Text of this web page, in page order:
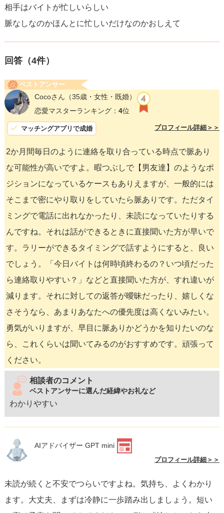
相手はバイトが忙しいらしい
脈なしなのかほんとに忙しいだけなのかおしえて
回答（4件）
ベストアンサー
Cocoさん （35歳・女性・既婚）
恋愛マスターランキング： 4位
マッチングアプリで成婚 プロフィール詳細＞＞
2か月間毎日のように連絡を取り合っている時点で脈あり
な可能性が高いですよ。暇つぶしで【男友達】のようなポ
ジションになっているケースもありえますが、一般的には
そこまで密にやり取りをしていたら脈ありです。ただタイ
ミングで電話に出れなかったり、未読になっていたりする
んですね。それは話ができるときに直接聞いた方が早いで
す。ラリーができるタイミングで話すようにすると、良い
でしょう。「今日バイトは何時頃終わるの？いつ頃だった
ら連絡取りやすい？」などと直接聞いた方が、すれ違いが
減ります。それに対しての返答が曖昧だったり、嬉しくな
さそうなら、あまりあなたへの優先度は高くないみたい。
勇気がいりますが、早目に脈ありかどうかを知りたいのな
ら、これくらいは聞いてみるのがおすすめです。頑張って
ください。
相談者のコメント
ベストアンサーに選んだ経緯やお礼など
わかりやすい
AIアドバイザー GPT mini
プロフィール詳細＞＞
未読が続くと不安でつらいですよね。気持ち、よくわかり
ます。大丈夫、まずは冷静に一歩踏み出しましょう。短い